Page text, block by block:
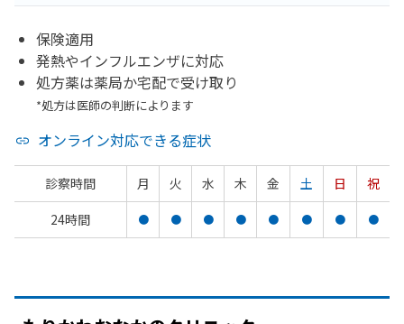
保険適用
発熱やインフルエンザに対応
処方薬は薬局か宅配で受け取り
*処方は医師の判断によります
オンライン対応できる症状
診察時間 月 火 水 木 金 土 日
祝
24時間
● ● ● ● ● ● ● ●